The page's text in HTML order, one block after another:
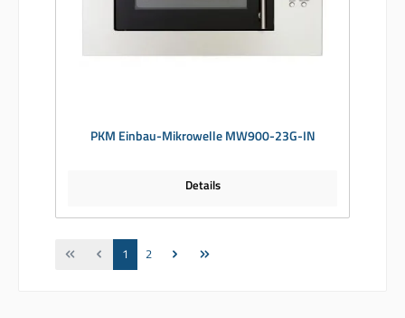
PKM Einbau-Mikrowelle MW900-23G-IN
Details
Seite
1 Seite
2